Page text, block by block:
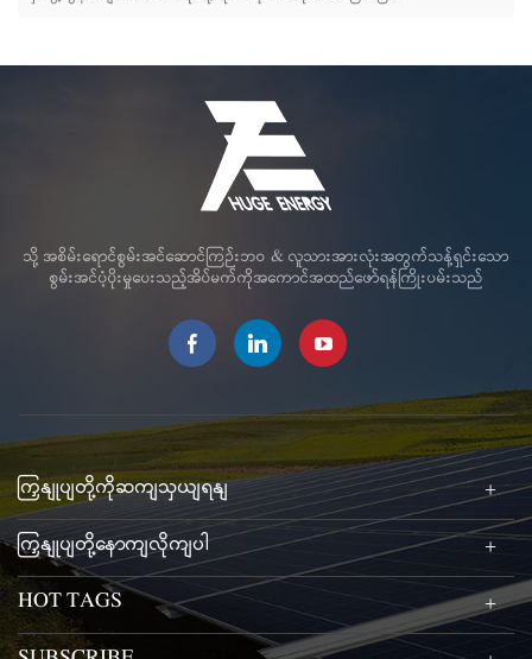
သို့ အစိမ်းရောင်စွမ်းအင်ဆောင်ကြဉ်းဘဝ & လူသားအားလုံးအတွက်သန့်ရှင်းသော
စွမ်းအင်ပံ့ပိုးမှုပေးသည့်အိပ်မက်ကိုအကောင်အထည်ဖော်ရန်ကြိုးပမ်းသည်
ကြှနျုပျတို့ကိုဆကျသှယျရနျ
ကြှနျုပျတို့နောကျလိုကျပါ
HOT TAGS